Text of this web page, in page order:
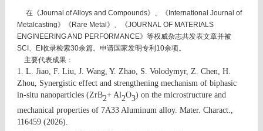
在《Journal of Alloys and Compounds》、《International Journal of
Metalcasting》《Rare Metal》、《JOURNAL OF MATERIALS
ENGINEERING AND PERFORMANCE》等权威杂志共发表文章并被
SCI、EI收录检索30余篇。申请国家发明专利10余项。
主要代表成果：
1. L. Jiao, F. Liu, J. Wang, Y. Zhao, S. Volodymyr, Z. Chen, H.
Zhou, Synergistic effect and strengthening mechanism of biphasic
in-situ nanoparticles (ZrB2+ Al2O3) on the microstructure and
mechanical properties of 7A33 Aluminum alloy. Mater. Charact.,
116459 (2026).